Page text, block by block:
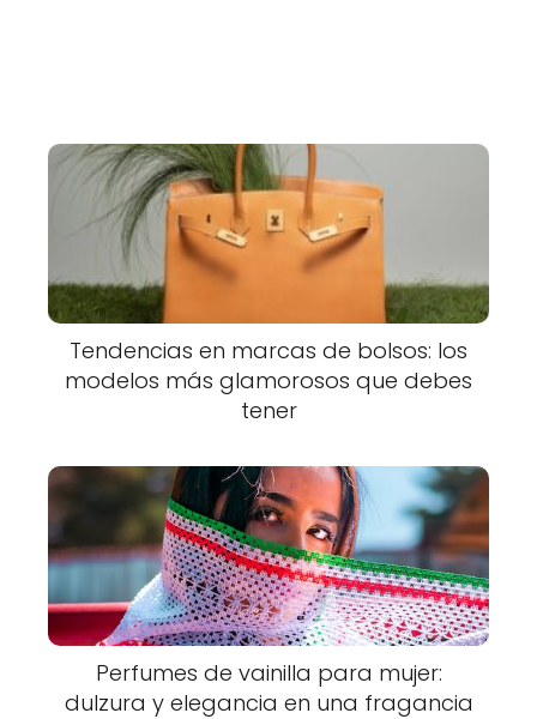
Tendencias en marcas de bolsos: los
modelos más glamorosos que debes
tener
Perfumes de vainilla para mujer:
dulzura y elegancia en una fragancia